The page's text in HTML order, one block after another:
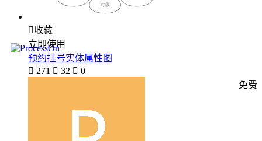
收藏
立即使用
预约挂号实体属性图
 271  32  0
免费